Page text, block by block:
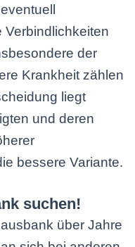
Verbindlichkeiten
der
Krankheit zählen
liegt
und deren
bessere Variante.
suchen!
über Jahre